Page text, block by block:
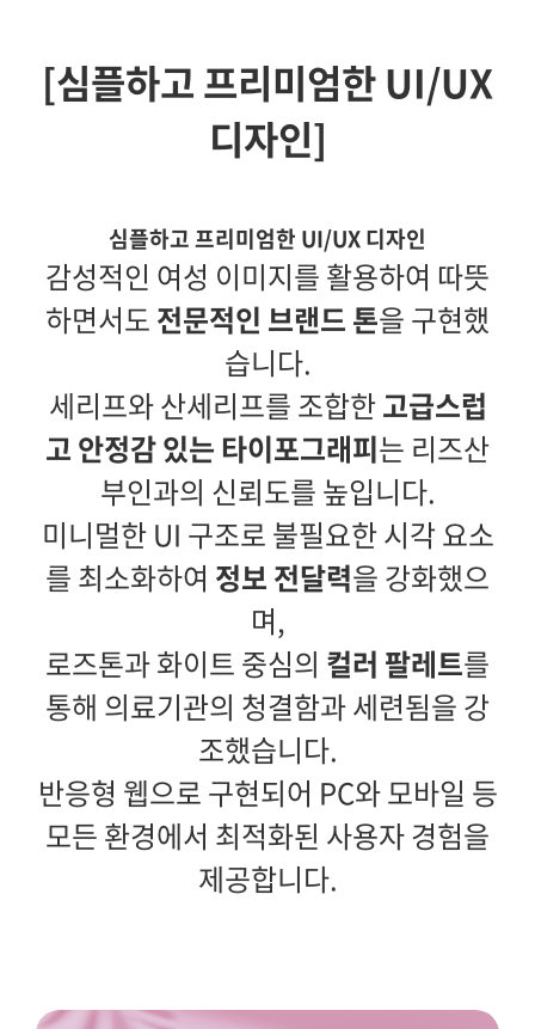
[심플하고 프리미엄한 UI/UX
디자인]
심플하고 프리미엄한 UI/UX 디자인
감성적인 여성 이미지를 활용하여 따뜻
하면서도전문적인 브랜드 톤을 구현했
습니다.
세리프와 산세리프를 조합한고급스럽
고 안정감 있는 타이포그래피는 리즈산
부인과의 신뢰도를 높입니다.
미니멀한 UI 구조로 불필요한 시각 요소
를 최소화하여 정보 전달력을 강화했으
며,
로즈톤과 화이트 중심의 컬러 팔레트를
통해 의료기관의 청결함과 세련됨을 강
조했습니다.
반응형 웹으로 구현되어 PC와 모바일 등
모든 환경에서 최적화된 사용자 경험을
제공합니다.